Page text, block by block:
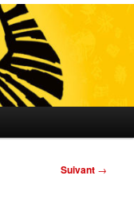
Suivant →